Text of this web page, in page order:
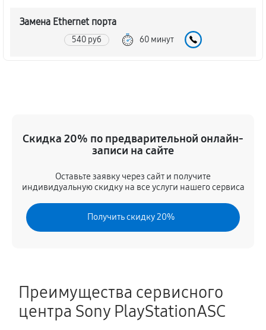
Замена Ethernet порта
540 руб 60 минут
Замена кулера игровой приставки Sony PlayStation
PlayStation Portal 2
1980 руб 60 минут
1980 руб 60 минут
Скидка 20% по предварительной онлайн-
записи на сайте
Оставьте заявку через сайт и получите
индивидуальную скидку на все услуги нашего сервиса
Получить скидку 20%
Преимущества сервисного
центра Sony PlayStationASC